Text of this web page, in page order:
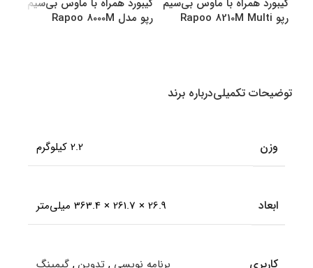
رپو Rapoo 8210M Multi
رپو مدل Rapoo 8000M
توضیحات تکمیلیدرباره برند
وزن 2.2 کیلوگرم
ابعاد 26.9 × 261.7 × 363.4 میلی‌متر
کاربری برنامه نویسی , تدوین , گیمینگ